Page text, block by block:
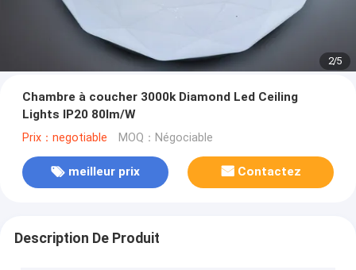
2/5
Chambre à coucher 3000k Diamond Led Ceiling
Lights IP20 80lm/W
Prix：negotiable MOQ：Négociable
meilleur prix Contactez
Description De Produit